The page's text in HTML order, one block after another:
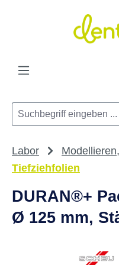
Zum Hauptinhalt
Labor
Tiefziehfolien
DURAN®+
Ø 125 mm,